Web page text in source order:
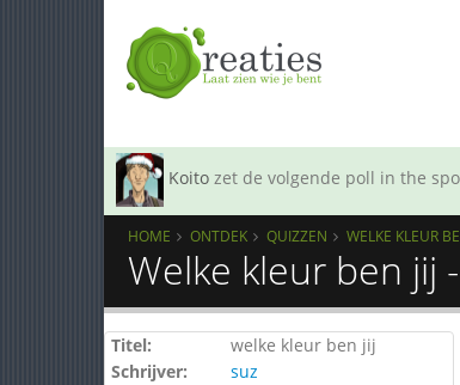
Koito zet de volgende poll in the
HOME ONTDEK QUIZZEN WELKE KLEUR
Welke kleur ben jij
Titel:
welke kleur ben jij
Schrijver:
suz